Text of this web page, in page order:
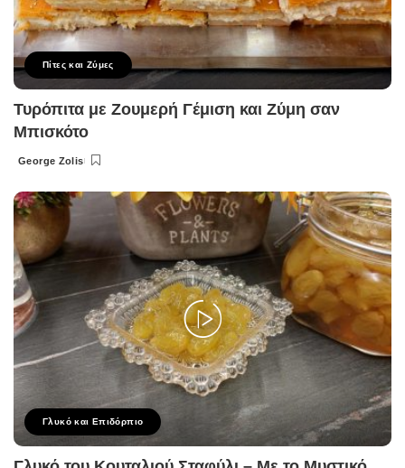
Πίτες και Ζύμες
Τυρόπιτα με Ζουμερή Γέμιση και Ζύμη σαν
Μπισκότο
Posted
George Zolis
Γλυκό και Επιδόρπιο